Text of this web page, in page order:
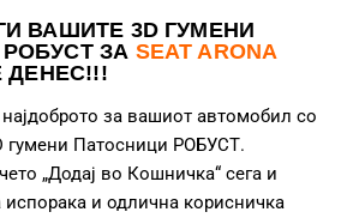
ВАШИТЕ 3D ГУМЕНИ
ЗА SEAT ARONA
ДЕНЕС!!!
најдоброто за вашиот автомобил со
гумени Патосници РОБУСТ.
„Додај во Кошничка“ сега и
испорака и одлична корисничка